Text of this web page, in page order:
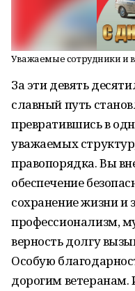
Уважаемые сотрудники и
За эти девять
славный путь
превратившись в
уважаемых
правопорядка. Вы
обеспечение
сохранение жизни
профессионализм,
верность долгу
Особую
дорогим